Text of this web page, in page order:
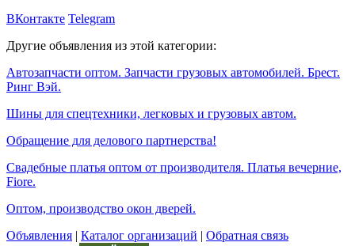
ВКонтакте Telegram
Другие объявления из этой категории:
Автозапчасти оптом. Запчасти грузовых автомобилей. Брест.
Ринг Вэй.
Шины для спецтехники, легковых и грузовых автом.
Обращение для делового партнерства!
Свадебные платья оптом от производителя. Платья вечерние,
Fiore.
Оптом, производство окон дверей.
Объявления | Каталог организаций | Обратная связь